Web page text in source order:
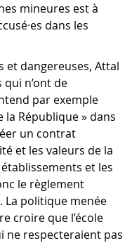
mineures est à
dans les
et dangereuses, Attal
n’ont de
par exemple
République » dans
un contrat
et les valeurs de la
et les
le règlement
politique menée
croire que l’école
ne respecteraient pas